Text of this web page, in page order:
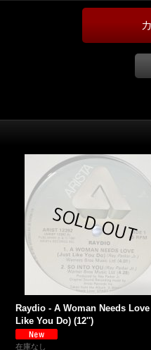
Raydio - A Woman Needs
Like You Do) (12'')
在庫なし